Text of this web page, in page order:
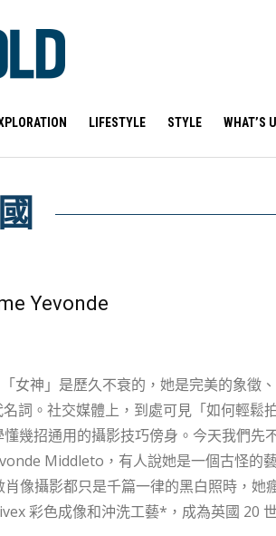
LIFESTYLE STYLE WHAT’S
Yevonde
名詞。社交媒體上，到處可見「如何輕鬆
幾招通用的攝影技巧傍身。今天我們先
像攝影都只是千篇一律的黑白照時，她
色成像和沖洗工藝*，成為英國 20 世紀